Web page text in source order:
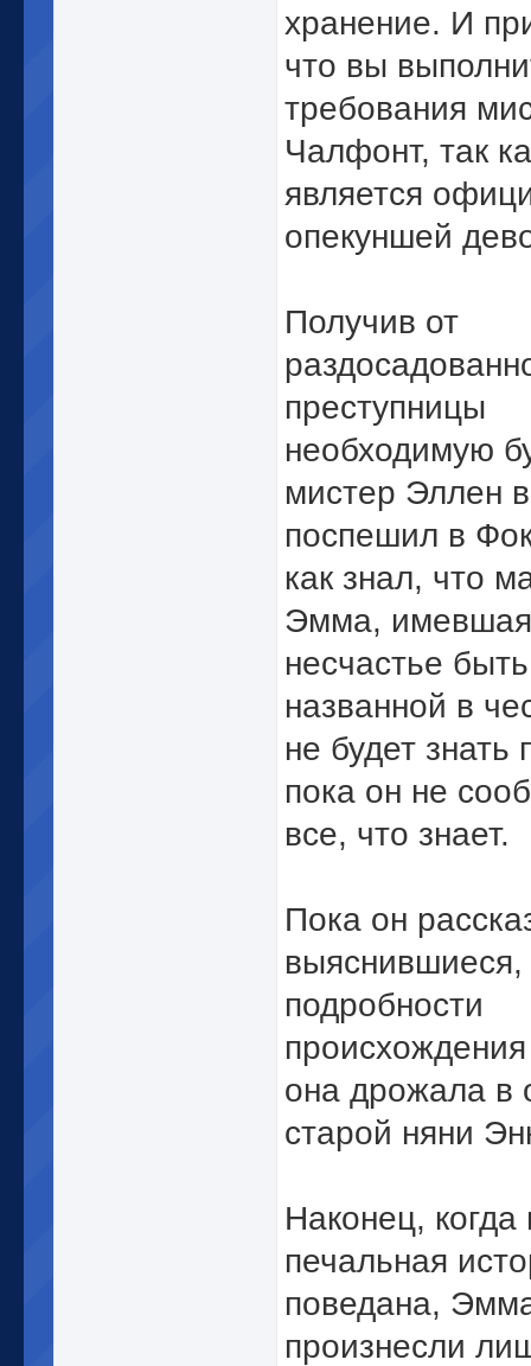
хранение. И
что вы
требования
Чалфонт, так
является
опекуншей
Получив от
преступницы
необходимую
мистер Эллен
поспешил в
как знал, что
Эмма, имевшая
несчастье быть
названной в
не будет знать
пока он не
все, что знает.
Пока он
выяснившиеся,
подробности
она дрожала в
старой няни
Наконец, когда
печальная
поведана,
произнесли